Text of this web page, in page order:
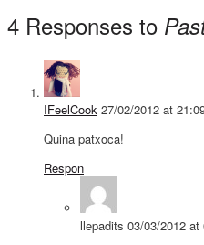
4 Responses to
IFeelCook 27/02/2012 at
Quina patxoca!
Respon
llepadits 03/03/2012 at